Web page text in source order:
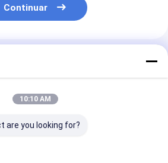
Continuar
10:10 AM
are you looking for?